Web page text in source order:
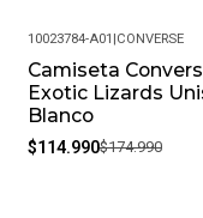
-34%
10023784-A01 CONVERSE
Camiseta
Exotic Lizards
Blanco
$114.990$174.990